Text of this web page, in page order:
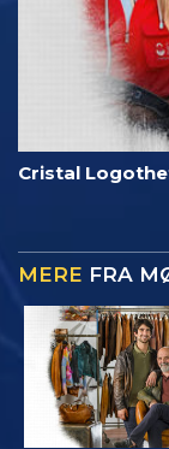
Cristal
MERE FRA